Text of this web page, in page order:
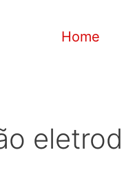
Home